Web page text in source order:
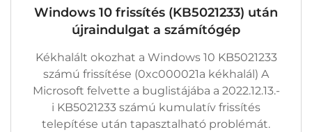
Után
Újraindulgat
Bejegyzéshez
Windows 10 frissítés (KB5021233) után
újraindulgat a számítógép
Kékhalált okozhat a Windows 10 KB5021233
számú frissítése (0xc000021a kékhalál) A
Microsoft felvette a buglistájába a 2022.12.13.-
i KB5021233 számú kumulatív frissítés
telepítése után tapasztalható problémát.